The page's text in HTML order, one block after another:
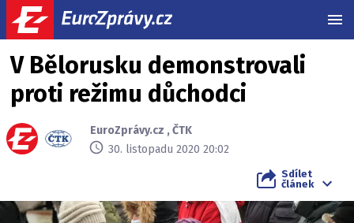
V Bělorusku demonstrovali
proti režimu důchodci
EuroZprávy.cz ,ČTK
30. listopadu 2020 20:02
Sdílet
článek